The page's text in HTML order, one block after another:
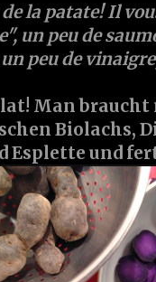
de la patate! Il
un peu de
peu de
Man
Biolachs,
Esplette und